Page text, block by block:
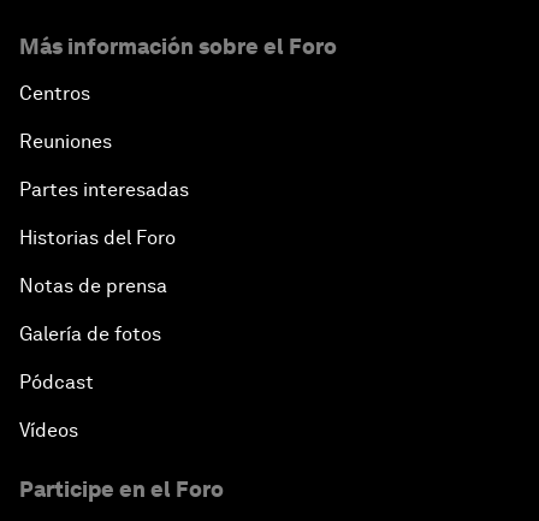
Más información sobre el Foro
Centros
Reuniones
Partes interesadas
Historias del Foro
Notas de prensa
Galería de fotos
Pódcast
Vídeos
Participe en el Foro